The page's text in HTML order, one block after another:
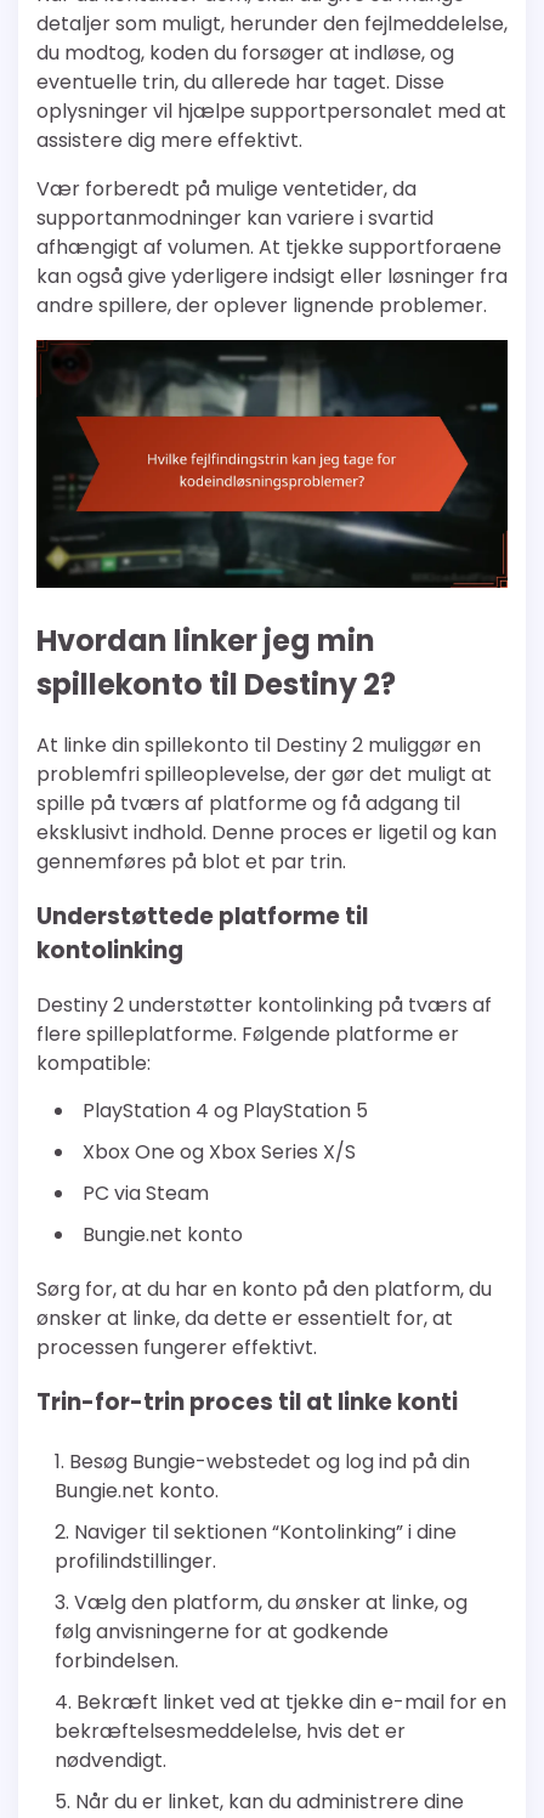
detaljer som muligt, herunder den fejlmeddelelse,
du modtog, koden du forsøger at indløse, og
eventuelle trin, du allerede har taget. Disse
oplysninger vil hjælpe supportpersonalet med at
assistere dig mere effektivt.
Vær forberedt på mulige ventetider, da
supportanmodninger kan variere i svartid
afhængigt af volumen. At tjekke supportforaene
kan også give yderligere indsigt eller løsninger fra
andre spillere, der oplever lignende problemer.
Hvordan linker jeg min
spillekonto til Destiny 2?
At linke din spillekonto til Destiny 2 muliggør en
problemfri spilleoplevelse, der gør det muligt at
spille på tværs af platforme og få adgang til
eksklusivt indhold. Denne proces er ligetil og kan
gennemføres på blot et par trin.
Understøttede platforme til
kontolinking
Destiny 2 understøtter kontolinking på tværs af
flere spilleplatforme. Følgende platforme er
kompatible:
PlayStation 4 og PlayStation 5
Xbox One og Xbox Series X/S
PC via Steam
Bungie.net konto
Sørg for, at du har en konto på den platform, du
ønsker at linke, da dette er essentielt for, at
processen fungerer effektivt.
Trin-for-trin proces til at linke konti
Besøg Bungie-webstedet og log ind på din
Bungie.net konto.
Naviger til sektionen “Kontolinking” i dine
profilindstillinger.
Vælg den platform, du ønsker at linke, og
følg anvisningerne for at godkende
forbindelsen.
Bekræft linket ved at tjekke din e-mail for en
bekræftelsesmeddelelse, hvis det er
nødvendigt.
Når du er linket, kan du administrere dine